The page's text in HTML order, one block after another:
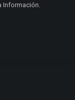
Información.